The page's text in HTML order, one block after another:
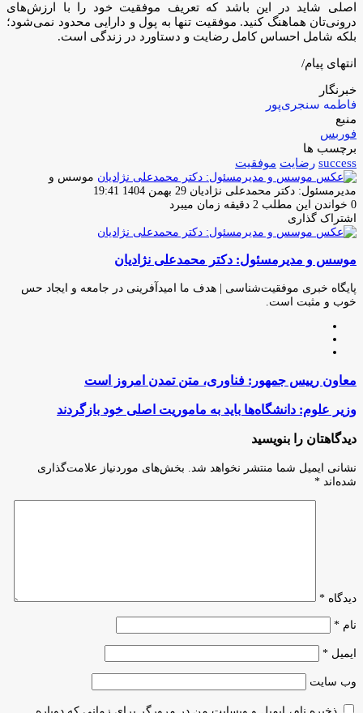
اصلی شاید در این باشد که تعریف موفقیت خود را با ارزش‌های
درونی‌تان هماهنگ کنید. موفقیت تنها به پول و دارایی محدود نمی‌شود؛
بلکه شامل احساس کامل رضایت و دستاورد در زندگی است.
انتهای پیام/
خبرنگار
فاطمه سنجری‌پور
منبع
فوربس
برچسب ها
success رضایت موفقیت
موسس و
مدیرمسئول: دکتر محمدعلی نژادیان ارسال
ایمیل
29 بهمن 1404 19:41
0 خواندن این مطلب 2 دقیقه زمان میبرد
اشتراک گذاری
فیس
توئیتر
لینکدین
واتس
تلگرام
اشتراک
از
ایمیل
چاپ
موسس و مدیرمسئول: دکتر محمدعلی نژادیان
پایگاه خبری موفقیت‌شناسی | هدف ما امیدآفرینی در جامعه و ایجاد حس
خوب و مثبت است.
معاون
رییس
جمهور:
فناوری،
متن
تمدن
امروز
است
معاون رییس جمهور: فناوری، متن تمدن امروز است
وزیر
دانشگاه‌ها
به
ماموریت
وزیر علوم: دانشگاه‌ها باید به ماموریت اصلی خود بازگردند
دیدگاهتان را بنویسید
نشانی ایمیل شما منتشر نخواهد شد.
بخش‌های موردنیاز علامت‌گذاری
شده‌اند *
دیدگاه *
نام *
ایمیل *
وب‌ سایت